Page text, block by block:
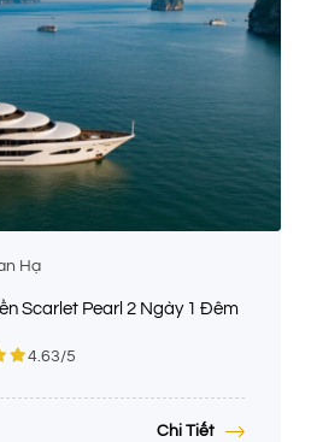
Hạ
Scarlet Pearl 2 Ngày 1 Đêm
4.63/5
Chi Tiết